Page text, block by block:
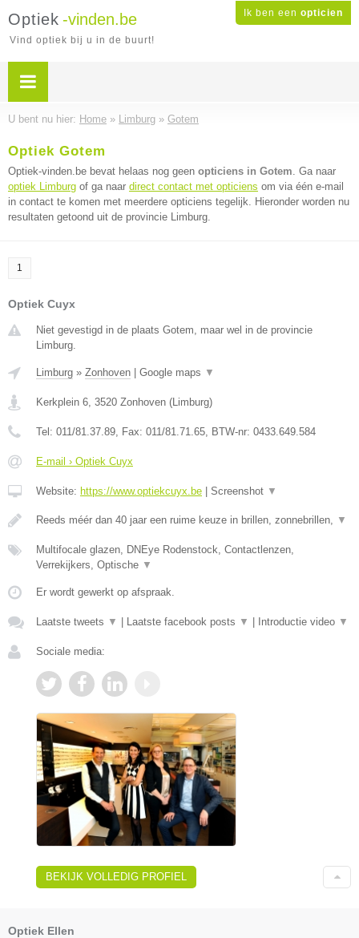
Ik ben een opticien
Optiek -vinden.be
Vind optiek bij u in de buurt!
U bent nu hier: Home » Limburg » Gotem
Optiek Gotem
Optiek-vinden.be bevat helaas nog geen opticiens in Gotem. Ga naar
optiek Limburg of ga naar direct contact met opticiens om via één e-mail
in contact te komen met meerdere opticiens tegelijk. Hieronder worden nu
resultaten getoond uit de provincie Limburg.
1
Optiek Cuyx
Niet gevestigd in de plaats Gotem, maar wel in de provincie
Limburg.
Limburg » Zonhoven Google maps ▼
Kerkplein 6, 3520 Zonhoven (Limburg)
Tel: 011/81.37.89, Fax: 011/81.71.65, BTW-nr: 0433.649.584
E-mail › Optiek Cuyx
Website: https://www.optiekcuyx.be Screenshot ▼
Reeds méér dan 40 jaar een ruime keuze in brillen, zonnebrillen, ▼
Multifocale glazen, DNEye Rodenstock, Contactlenzen,
Verrekijkers, Optische ▼
Er wordt gewerkt op afspraak.
Laatste tweets ▼ Laatste facebook posts ▼ Introductie video ▼
Sociale media:
BEKIJK VOLLEDIG PROFIEL
Optiek Ellen